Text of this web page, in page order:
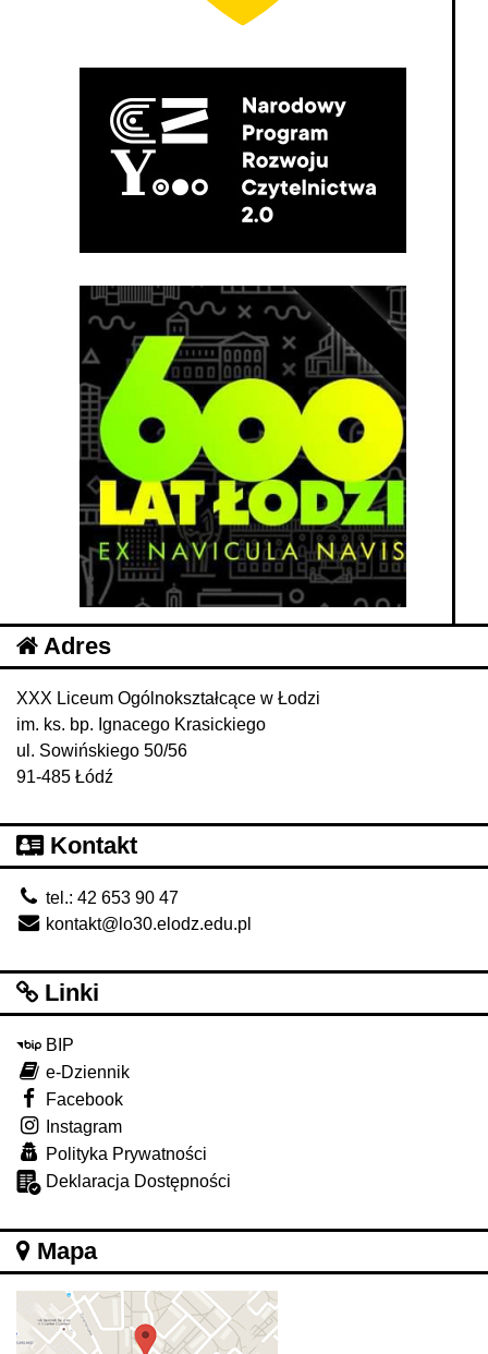
Adres
XXX Liceum Ogólnokształcące w Łodzi
im. ks. bp. Ignacego Krasickiego
ul. Sowińskiego 50/56
91-485 Łódź
Kontakt
tel.: 42 653 90 47
kontakt@lo30.elodz.edu.pl
Linki
BIP
e-Dziennik
Facebook
Instagram
Polityka Prywatności
Deklaracja Dostępności
Mapa